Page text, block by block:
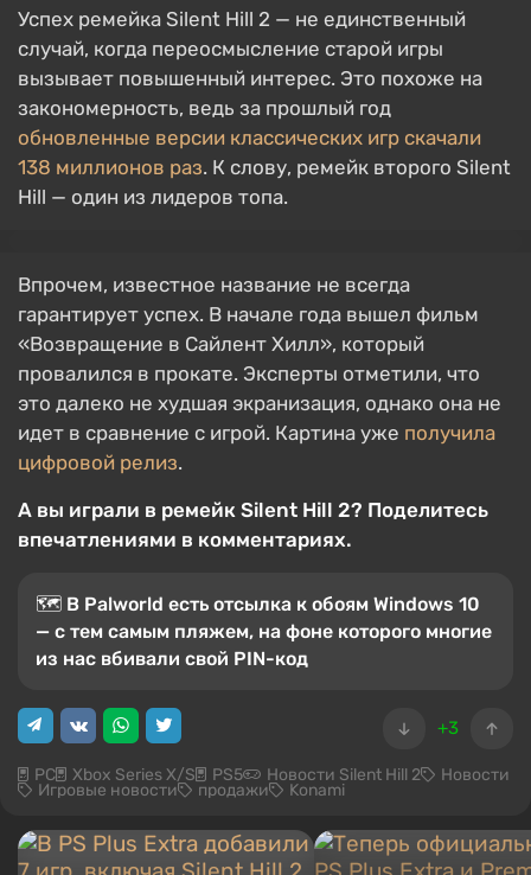
Успех ремейка Silent Hill 2 — не единственный
случай, когда переосмысление старой игры
вызывает повышенный интерес. Это похоже на
закономерность, ведь за прошлый год
обновленные версии классических игр скачали
138 миллионов раз. К слову, ремейк второго Silent
Hill — один из лидеров топа.
Впрочем, известное название не всегда
гарантирует успех. В начале года вышел фильм
«Возвращение в Сайлент Хилл», который
провалился в прокате. Эксперты отметили, что
это далеко не худшая экранизация, однако она не
идет в сравнение с игрой. Картина уже получила
цифровой релиз.
А вы играли в ремейк Silent Hill 2? Поделитесь
впечатлениями в комментариях.
🗺 В Palworld есть отсылка к обоям Windows 10
— с тем самым пляжем, на фоне которого многие
из нас вбивали свой PIN-код
+3
PC Xbox Series X/S PS5 Новости Silent Hill 2 Новости
Игровые новости продажи Konami